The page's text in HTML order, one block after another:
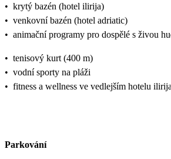
• krytý bazén (hotel ilirija)
• venkovní bazén (hotel adriatic)
• animační programy pro dospělé s živou
• tenisový kurt (400 m)
• vodní sporty na pláži
• fitness a wellness ve vedlejším hotelu
Parkování